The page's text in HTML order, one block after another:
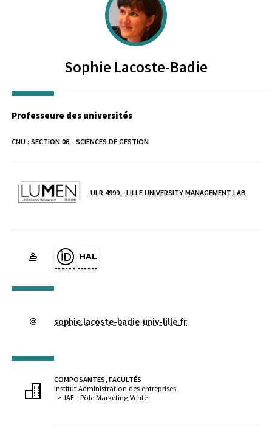
Sophie Lacoste-Badie
Professeure des universités
CNU : SECTION 06 - SCIENCES DE GESTION
Laboratoire / équipe ULR 4999 - LILLE UNIVERSITY MANAGEMENT LAB
Page Orcid du membre (Ouverture dans une nouvelle fenêtre)
HAL sophie-lacoste-badie (Ouverture dans une nouvelle
sophie.lacoste-badie univ-lille.fr
COMPOSANTES, FACULTÉS
Institut Administration des entreprises
IAE - Pôle Marketing Vente